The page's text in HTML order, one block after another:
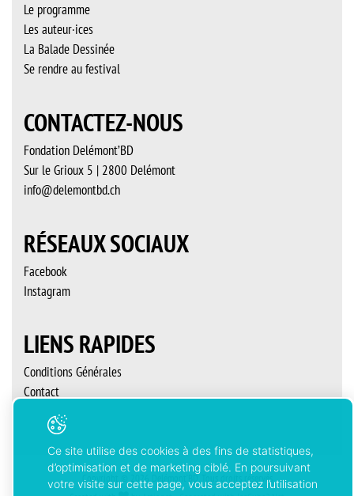
Le programme
Les auteur·ices
La Balade Dessinée
Se rendre au festival
CONTACTEZ-NOUS
Fondation Delémont’BD
Sur le Grioux 5 | 2800 Delémont
info@delemontbd.ch
RÉSEAUX SOCIAUX
Facebook
Instagram
LIENS RAPIDES
Conditions Générales
Contact
Copyright © 2026 Delémont’BD. Tous droits réservés
Ce site utilise des cookies à des fins de statistiques,
d’optimisation et de marketing ciblé. En poursuivant
votre visite sur cette page, vous acceptez l’utilisation